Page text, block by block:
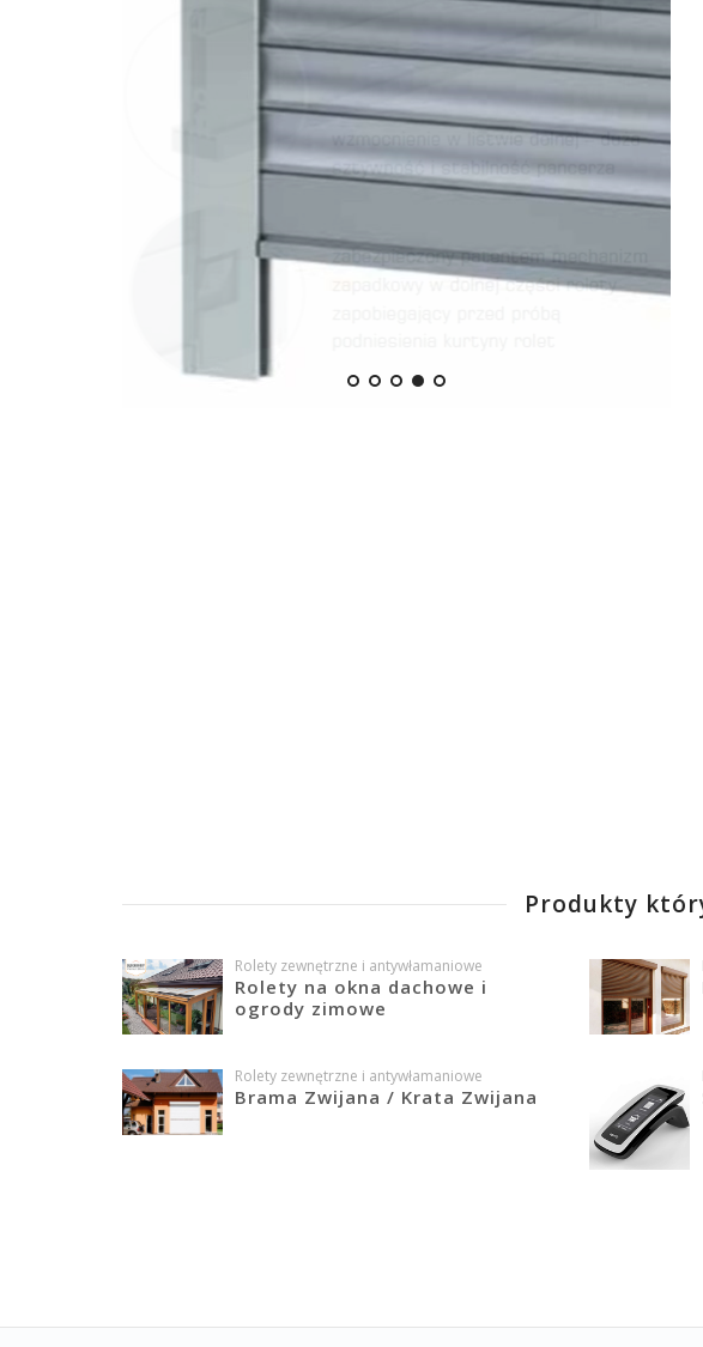
Produkty
Rolety zewnętrzne i antywłamaniowe
Rolety na okna dachowe i
ogrody zimowe
Rolety zewnętrzne i antywłamaniowe
Brama Zwijana / Krata Zwijana